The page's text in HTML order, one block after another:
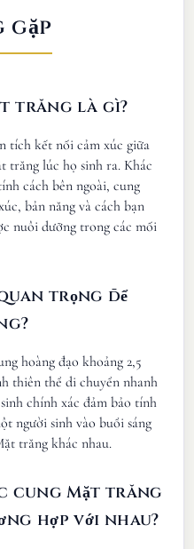
gặp
trăng là gì?
tích kết nối cảm xúc giữa
trăng lúc họ sinh ra. Khác
cách bên ngoài, cung
bản năng và cách bạn
nuôi dưỡng trong các mối
trọng để
hoàng đạo khoảng 2,5
thiên thể di chuyển nhanh
chính xác đảm bảo tính
người sinh vào buổi sáng
trăng khác nhau.
cung Mặt trăng
hợp với nhau?